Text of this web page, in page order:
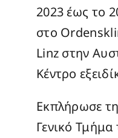
2023 έως το
στο
Linz στην
Κέντρο
Εκπλήρωσε
Γενικό